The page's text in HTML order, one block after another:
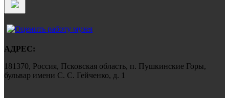
АДРЕС:
181370, Россия, Псковская область, п. Пушкинские Горы,
бульвар имени С. С. Гейченко, д. 1